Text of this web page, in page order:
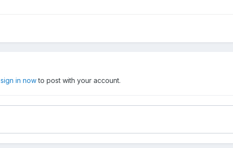
sign in nowto post with your account.